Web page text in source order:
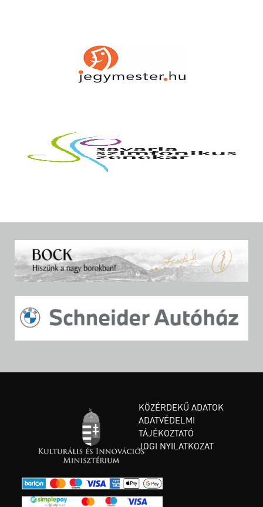
KÖZÉRDEKŰ ADATOK
ADATVÉDELMI
TÁJÉKOZTATÓ
JOGI NYILATKOZAT